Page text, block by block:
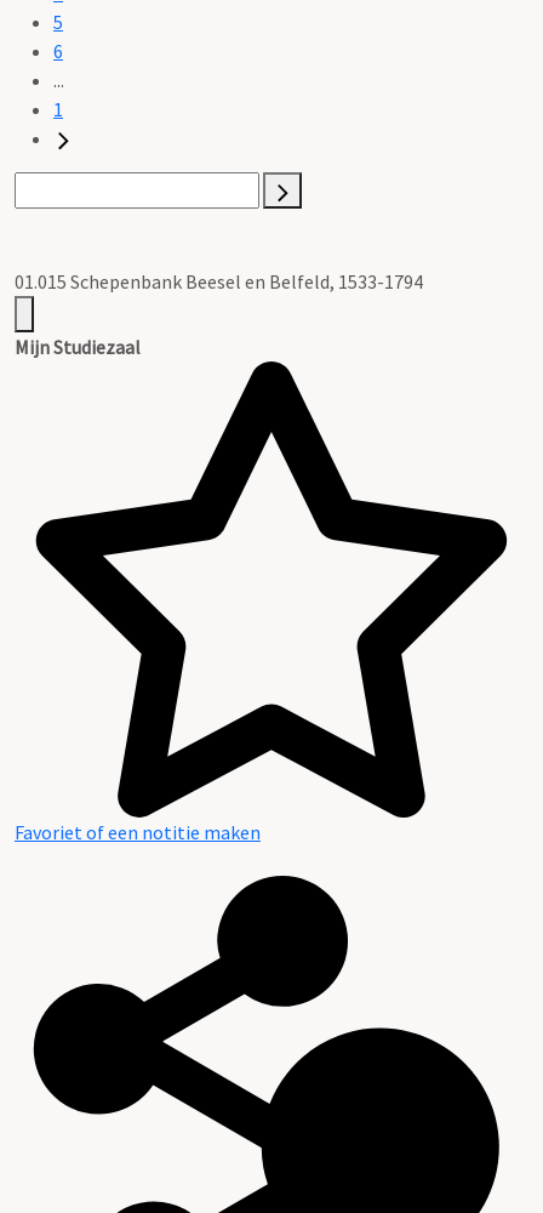
5
6
...
1
01.015 Schepenbank Beesel en Belfeld, 1533-1794
Mijn Studiezaal
Favoriet of een notitie maken